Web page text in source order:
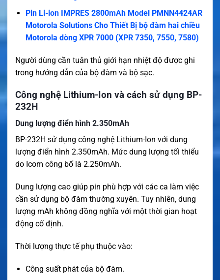
Pin Li-ion IMPRES 2800mAh Model PMNN4424AR
Motorola Solutions Cho Thiết Bị bộ đàm hai chiều
Motorola dòng XPR 7000 (XPR 7350, 7550, 7580)
Người dùng cần tuân thủ giới hạn nhiệt độ được ghi
trong hướng dẫn của bộ đàm và bộ sạc.
Công nghệ Lithium-Ion và cách sử dụng BP-
232H
Dung lượng điển hình 2.350mAh
BP-232H sử dụng công nghệ Lithium-Ion với dung
lượng điển hình 2.350mAh. Mức dung lượng tối thiểu
do Icom công bố là 2.250mAh.
Dung lượng cao giúp pin phù hợp với các ca làm việc
cần sử dụng bộ đàm thường xuyên. Tuy nhiên, dung
lượng mAh không đồng nghĩa với một thời gian hoạt
động cố định.
Thời lượng thực tế phụ thuộc vào:
Công suất phát của bộ đàm.